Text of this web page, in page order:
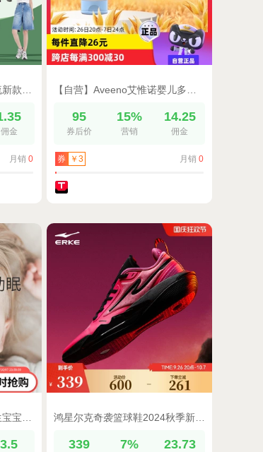
佣金
月销 0
95
券后价
15%
营销
14.25
佣金
券 ￥3 月销 0
3.5 339 7% 23.73